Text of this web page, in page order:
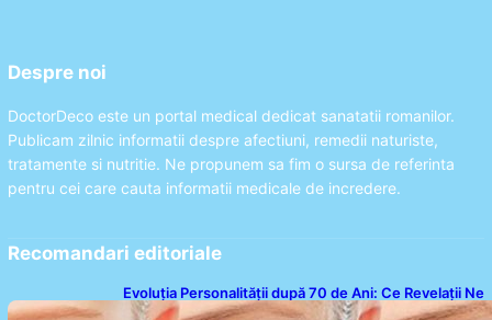
Despre noi
DoctorDeco este un portal medical dedicat sanatatii romanilor.
Publicam zilnic informatii despre afectiuni, remedii naturiste,
tratamente si nutritie. Ne propunem sa fim o sursa de referinta
pentru cei care cauta informatii medicale de incredere.
Recomandari editoriale
Evoluția Personalității după 70 de Ani: Ce Revelații Ne
Oferă Studiile Psihologice